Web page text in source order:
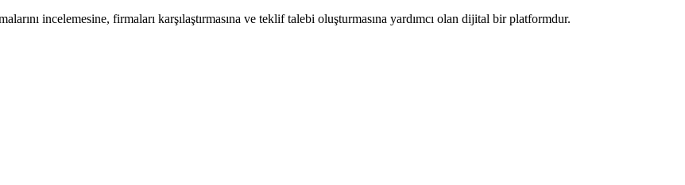
incelemesine, firmaları karşılaştırmasına ve teklif talebi oluşturmasına yardımcı olan dijital bir platformdur.